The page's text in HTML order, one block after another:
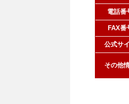
電話番
FAX番
公式サ
その他